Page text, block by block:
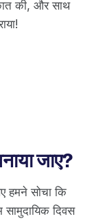
की, और साथ
जाए?
हमने सोचा कि
दिवस